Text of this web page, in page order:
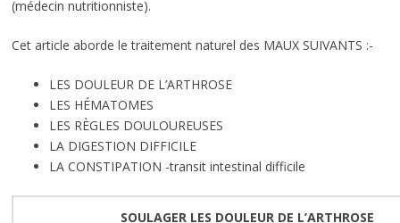
(médecin nutritionniste).
Cet article aborde le traitement naturel des MAUX SUIVANTS :-
LES DOULEUR DE L’ARTHROSE
LES HÉMATOMES
LES RÈGLES DOULOUREUSES
LA DIGESTION DIFFICILE
LA CONSTIPATION -transit intestinal difficile
SOULAGER LES DOULEUR DE L’ARTHROSE